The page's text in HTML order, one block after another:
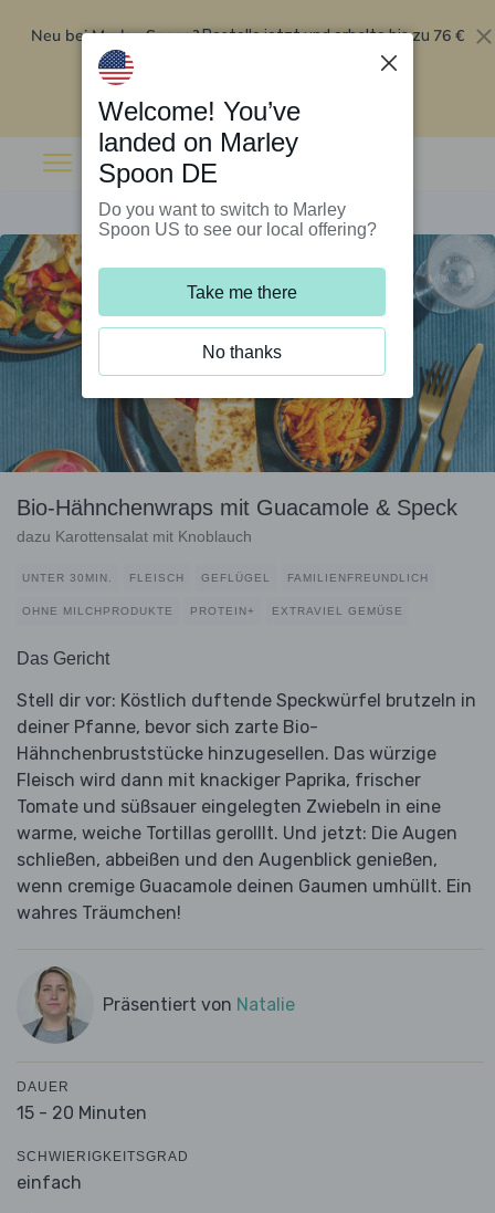
Neu bei Marley Spoon?Bestelle jetzt und erhalte bis zu 76 €
Rabatt auf deine ersten fünf Boxen
Bio-Hähnchenwraps mit Guacamole & Speck
dazu Karottensalat mit Knoblauch
UNTER 30MIN. FLEISCH GEFLÜGEL FAMILIENFREUNDLICH
OHNE MILCHPRODUKTE PROTEIN+ EXTRAVIEL GEMÜSE
Das Gericht
Stell dir vor: Köstlich duftende Speckwürfel brutzeln in
deiner Pfanne, bevor sich zarte Bio-
Hähnchenbruststücke hinzugesellen. Das würzige
Fleisch wird dann mit knackiger Paprika, frischer
Tomate und süßsauer eingelegten Zwiebeln in eine
warme, weiche Tortillas gerolllt. Und jetzt: Die Augen
schließen, abbeißen und den Augenblick genießen,
wenn cremige Guacamole deinen Gaumen umhüllt. Ein
wahres Träumchen!
Präsentiert von Natalie
DAUER
15 - 20 Minuten
SCHWIERIGKEITSGRAD
einfach
Welcome! You’ve
landed on Marley
Spoon DE
Do you want to switch to Marley
Spoon US to see our local offering?
Take me there
No thanks